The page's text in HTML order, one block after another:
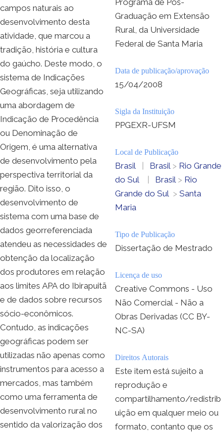
campos naturais ao
desenvolvimento desta
atividade, que marcou a
tradição, história e cultura
do gaúcho. Deste modo, o
sistema de Indicações
Geográficas, seja utilizando
uma abordagem de
Indicação de Procedência
ou Denominação de
Origem, é uma alternativa
de desenvolvimento pela
perspectiva territorial da
região. Dito isso, o
desenvolvimento de
sistema com uma base de
dados georreferenciada
atendeu as necessidades de
obtenção da localização
dos produtores em relação
aos limites APA do Ibirapuitã
e de dados sobre recursos
sócio-econômicos.
Contudo, as indicações
geográficas podem ser
utilizadas não apenas como
instrumentos para acesso a
mercados, mas também
como uma ferramenta de
desenvolvimento rural no
sentido da valorização dos
Graduação em Extensão
Rural, da Universidade
Federal de Santa Maria
Data de publicação/aprovação
15/04/2008
Sigla da Instituição
PPGEXR-UFSM
Local de Publicação
Brasil | Brasil > Rio Grande
do Sul
| Brasil > Rio
Grande do Sul > Santa
Maria
Tipo de Publicação
Dissertação de Mestrado
Licença de uso
Creative Commons - Uso
Não Comercial - Não a
Obras Derivadas (CC BY-
NC-SA)
Direitos Autorais
Este item está sujeito a
reprodução e
compartilhamento/redistrib
uição em qualquer meio ou
formato, contanto que os